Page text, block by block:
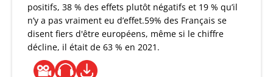
positifs, 38 % des effets plutôt négatifs et 19 % qu’il
n’y a pas vraiment eu d’effet.59% des Français se
disent fiers d'être européens, même si le chiffre
décline, il était de 63 % en 2021.